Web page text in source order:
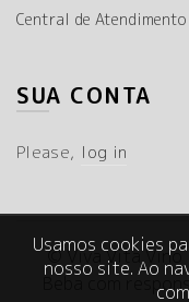
Central de Atendimento
SUA CONTA
Please, log in
© Viva Vita Vino
Beba com
Usamos cookies
nosso site. Ao